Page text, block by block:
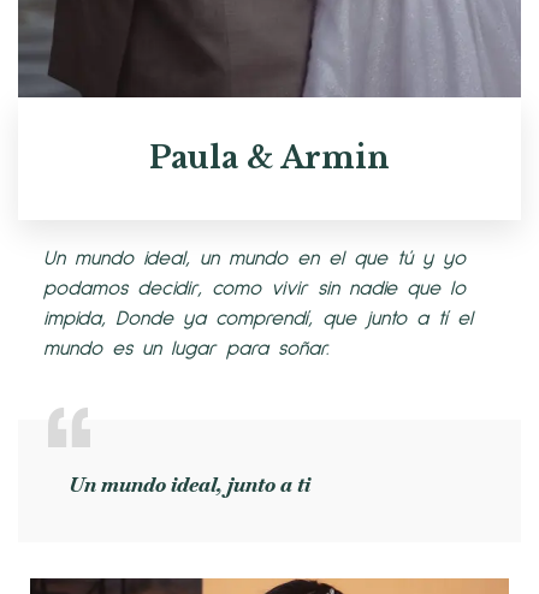
Paula & Armin
Un mundo ideal, un mundo en el que tú y yo
podamos decidir, como vivir sin nadie que lo
impida, Donde ya comprendí, que junto a tí el
mundo es un lugar para soñar.
Un mundo ideal, junto a ti